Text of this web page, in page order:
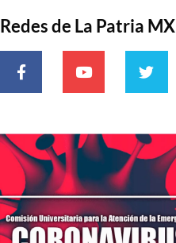
Redes de La Patria MX